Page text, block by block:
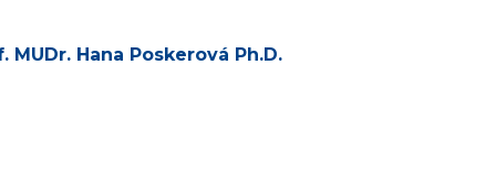
Hana Poskerová Ph.D.